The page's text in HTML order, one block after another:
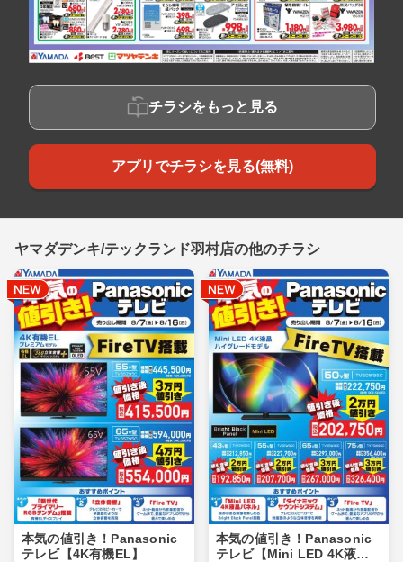
チラシをもっと見る
アプリでチラシを見る(無料)
ヤマダデンキ/テックランド羽村店の他のチラシ
本気の値引き！Panasonic
テレビ【4K有機EL】
本気の値引き！Panasonic
テレビ【Mini LED 4K液